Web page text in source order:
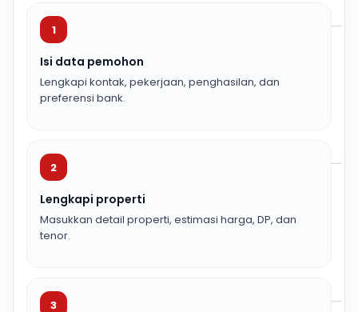
1
Isi data pemohon
Lengkapi kontak, pekerjaan, penghasilan, dan
preferensi bank.
2
Lengkapi properti
Masukkan detail properti, estimasi harga, DP, dan
tenor.
3